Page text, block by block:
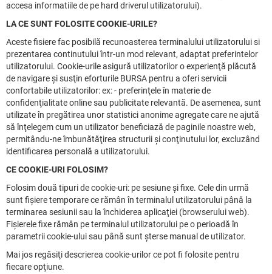
accesa informatiile de pe hard driverul utilizatorului).
LA CE SUNT FOLOSITE COOKIE-URILE?
Aceste fisiere fac posibilă recunoasterea terminalului utilizatorului si
prezentarea continutului într-un mod relevant, adaptat preferintelor
utilizatorului. Cookie-urile asigură utilizatorilor o experienţă plăcută
de navigare şi susţin eforturile BURSA pentru a oferi servicii
confortabile utilizatorilor: ex: - preferinţele în materie de
confidenţialitate online sau publicitate relevantă. De asemenea, sunt
utilizate în pregătirea unor statistici anonime agregate care ne ajută
să înţelegem cum un utilizator beneficiază de paginile noastre web,
permitându-ne îmbunătăţirea structurii şi conţinutului lor, excluzând
identificarea personală a utilizatorului.
CE COOKIE-URI FOLOSIM?
Folosim două tipuri de cookie-uri: pe sesiune şi fixe. Cele din urmă
sunt fişiere temporare ce rămân în terminalul utilizatorului până la
terminarea sesiunii sau la închiderea aplicaţiei (browserului web).
Fişierele fixe rămân pe terminalul utilizatorului pe o perioadă în
parametrii cookie-ului sau până sunt şterse manual de utilizator.
Mai jos regăsiţi descrierea cookie-urilor ce pot fi folosite pentru
fiecare opţiune.